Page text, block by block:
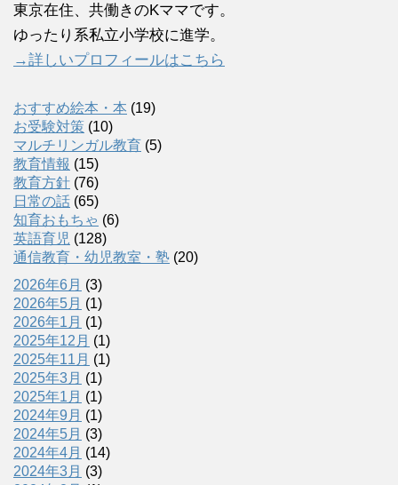
東京在住、共働きのKママです。
ゆったり系私立小学校に進学。
→詳しいプロフィールはこちら
おすすめ絵本・本 (19)
お受験対策 (10)
マルチリンガル教育 (5)
教育情報 (15)
教育方針 (76)
日常の話 (65)
知育おもちゃ (6)
英語育児 (128)
通信教育・幼児教室・塾 (20)
2026年6月 (3)
2026年5月 (1)
2026年1月 (1)
2025年12月 (1)
2025年11月 (1)
2025年3月 (1)
2025年1月 (1)
2024年9月 (1)
2024年5月 (3)
2024年4月 (14)
2024年3月 (3)